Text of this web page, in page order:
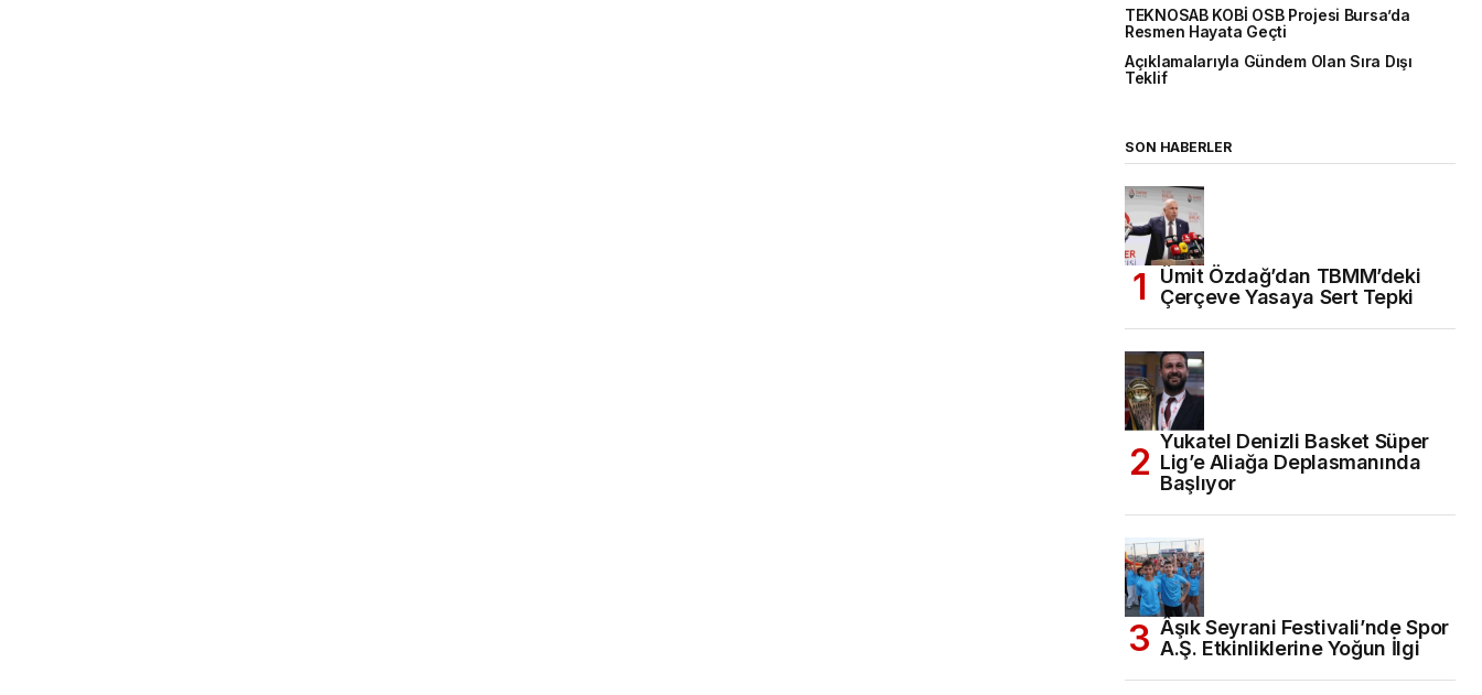
TEKNOSAB KOBİ OSB Projesi Bursa’da
Resmen Hayata Geçti
Açıklamalarıyla Gündem Olan Sıra Dışı
Teklif
SON HABERLER
Ümit Özdağ’dan TBMM’deki
Çerçeve Yasaya Sert Tepki
Yukatel Denizli Basket Süper
Lig’e Aliağa Deplasmanında
Başlıyor
Âşık Seyrani Festivali’nde Spor
A.Ş. Etkinliklerine Yoğun İlgi